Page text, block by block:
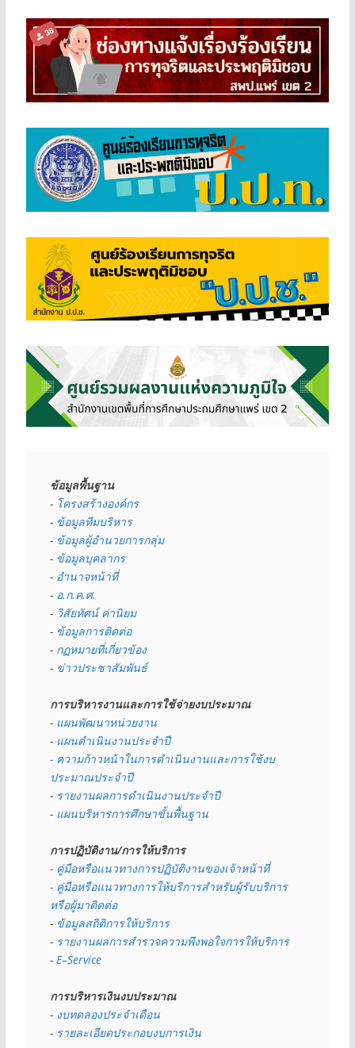
ข้อมูลพื้นฐาน
- โครงสร้างองค์กร
- ข้อมูลทีมบริหาร
- ข้อมูลผู้อำนวยการกลุ่ม
- ข้อมูลบุคลากร
- อำนาจหน้าที่
- อ.ก.ค.ศ.
- วิสัยทัศน์ ค่านิยม
- ข้อมูลการติดต่อ
- กฏหมายที่เกี่ยวข้อง
- ข่าวประชาสัมพันธ์
การบริหารงานและการใช้จ่ายงบประมาณ
- แผนพัฒนาหน่วยงาน
- แผนดำเนินงานประจำปี
- ความก้าวหน้าในการดำเนินงานและการใช้งบ
ประมาณประจำปี
- รายงานผลการดำเนินงานประจำปี
- แผนบริหารการศึกษาขั้นพื้นฐาน
การปฏิบัติงาน/การให้บริการ
- คู่มือหรือแนวทางการปฏิบัติงานของเจ้าหน้าที่
- คู่มือหรือแนวทางการให้บริการสำหรับผู้รับบริการ
หรือผู้มาติดต่อ
- ข้อมูลสถิติการให้บริการ
- รายงานผลการสำรวจความพึงพอใจการให้บริการ
- E–Service
การบริหารเงินงบประมาณ
- งบทดลองประจำเดือน
- รายละเอียดประกอบงบการเงิน